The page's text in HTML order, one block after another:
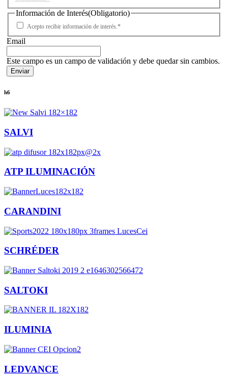
Información de Interés(Obligatorio)
Acepto recibir información de interés.*
Email
Este campo es un campo de validación y debe quedar sin cambios.
h6
SALVI
ATP ILUMINACIÓN
CARANDINI
SCHRÉDER
SALTOKI
ILUMINIA
LEDVANCE